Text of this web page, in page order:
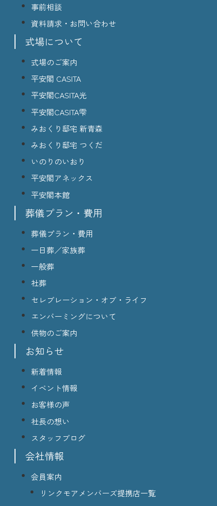
事前相談
資料請求・お問い合わせ
式場について
式場のご案内
平安閣 CASITA
平安閣CASITA光
平安閣CASITA雫
みおくり邸宅 新青森
みおくり邸宅 つくだ
いのりのいおり
平安閣アネックス
平安閣本館
葬儀プラン・費用
葬儀プラン・費用
一日葬／家族葬
一般葬
社葬
セレブレーション・オブ・ライフ
エンバーミングについて
供物のご案内
お知らせ
新着情報
イベント情報
お客様の声
社長の想い
スタッフブログ
会社情報
会員案内
リンクモアメンバーズ提携店一覧